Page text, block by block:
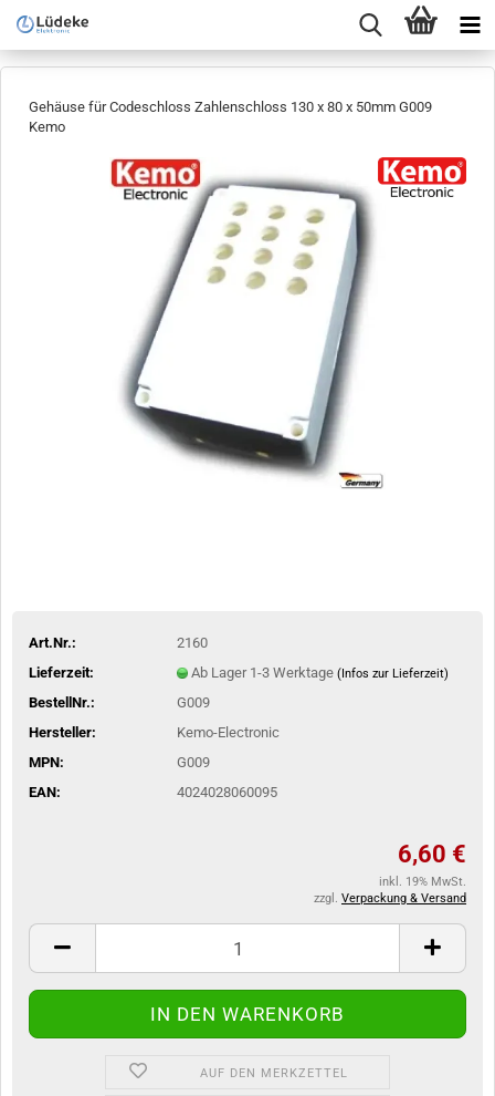
Gehäuse für Codeschloss Zahlenschloss 130 x 80 x 50mm G009
Kemo
Art.Nr.:
2160
Lieferzeit:
Ab Lager 1-3 Werktage (Infos zur Lieferzeit)
BestellNr.:
G009
Hersteller:
Kemo-Electronic
MPN:
G009
EAN:
4024028060095
6,60 €
inkl. 19% MwSt.
zzgl. Verpackung & Versand
AUF DEN MERKZETTEL